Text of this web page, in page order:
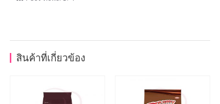
สินค้าที่เกี่ยวข้อง